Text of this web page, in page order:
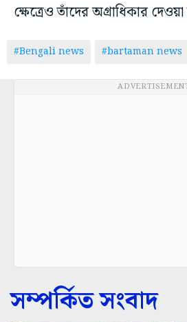
ক্ষেত্রেও তাঁদের অগ্রাধিকার
#Bengali news #bartaman news
সম্পর্কিত সংবাদ